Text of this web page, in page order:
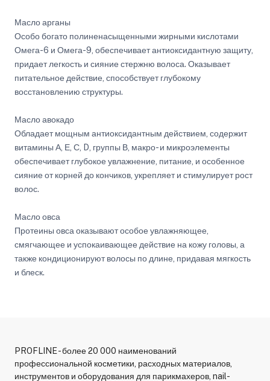
Масло арганы
Особо богато полиненасыщенными жирными кислотами
Омега-6 и Омега-9, обеспечивает антиоксидантную защиту,
придает легкость и сияние стержню волоса. Оказывает
питательное действие, способствует глубокому
восстановлению структуры.
Масло авокадо
Обладает мощным антиоксидантным действием, содержит
витамины А, Е, С, D, группы В, макро- и микроэлементы
обеспечивает глубокое увлажнение, питание, и особенное
сияние от корней до кончиков, укрепляет и стимулирует рост
волос.
Масло овса
Протеины овса оказывают особое увлажняющее,
смягчающее и успокаивающее действие на кожу головы, а
также кондиционируют волосы по длине, придавая мягкость
и блеск.
PROFLINE - более 20 000 наименований
профессиональной косметики, расходных материалов,
инструментов и оборудования для парикмахеров, nail-